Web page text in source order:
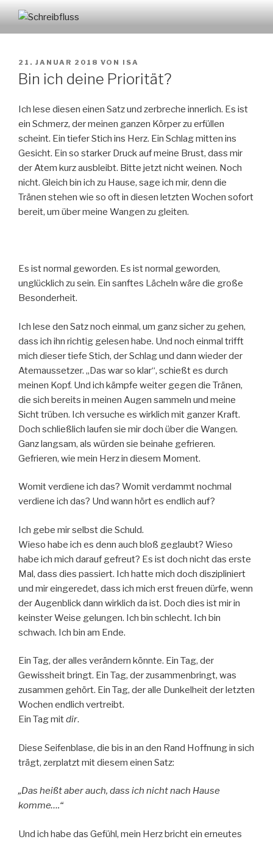
Inhalt
springenSCHREIBFLUSS
VERÖFFENTLICHT
AM
21. JANUAR 2018 VON ISA
Bin ich deine Priorität?
Ich lese diesen einen Satz und zerbreche innerlich. Es ist
ein Schmerz, der meinen ganzen Körper zu erfüllen
scheint. Ein tiefer Stich ins Herz. Ein Schlag mitten ins
Gesicht. Ein so starker Druck auf meine Brust, dass mir
der Atem kurz ausbleibt. Bitte jetzt nicht weinen. Noch
nicht. Gleich bin ich zu Hause, sage ich mir, denn die
Tränen stehen wie so oft in diesen letzten Wochen sofort
bereit, um über meine Wangen zu gleiten.
Es ist normal geworden. Es ist normal geworden,
unglücklich zu sein. Ein sanftes Lächeln wäre die große
Besonderheit.
Ich lese den Satz noch einmal, um ganz sicher zu gehen,
dass ich ihn richtig gelesen habe. Und noch einmal trifft
mich dieser tiefe Stich, der Schlag und dann wieder der
Atemaussetzer. „Das war so klar“, schießt es durch
meinen Kopf. Und ich kämpfe weiter gegen die Tränen,
die sich bereits in meinen Augen sammeln und meine
Sicht trüben. Ich versuche es wirklich mit ganzer Kraft.
Doch schließlich laufen sie mir doch über die Wangen.
Ganz langsam, als würden sie beinahe gefrieren.
Gefrieren, wie mein Herz in diesem Moment.
Womit verdiene ich das? Womit verdammt nochmal
verdiene ich das? Und wann hört es endlich auf?
Ich gebe mir selbst die Schuld.
Wieso habe ich es denn auch bloß geglaubt? Wieso
habe ich mich darauf gefreut? Es ist doch nicht das erste
Mal, dass dies passiert. Ich hatte mich doch diszipliniert
und mir eingeredet, dass ich mich erst freuen dürfe, wenn
der Augenblick dann wirklich da ist. Doch dies ist mir in
keinster Weise gelungen. Ich bin schlecht. Ich bin
schwach. Ich bin am Ende.
Ein Tag, der alles verändern könnte. Ein Tag, der
Gewissheit bringt. Ein Tag, der zusammenbringt, was
zusammen gehört. Ein Tag, der alle Dunkelheit der letzten
Wochen endlich vertreibt.
Ein Tag mitdir.
Diese Seifenblase, die bis in an den Rand Hoffnung in sich
trägt, zerplatzt mit diesem einen Satz:
„Das heißt aber auch, dass ich nicht nach Hause
komme….“
Und ich habe das Gefühl, mein Herz bricht ein erneutes